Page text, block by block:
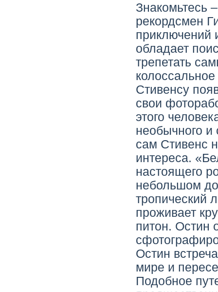
Знакомьтесь
рекордсмен
приключений
обладает
трепетать
колоссальное
Стивенсу
свои
этого
необычного
сам Стивенс
интереса.
настоящего
небольшом
тропический
проживает
питон. Остин
Остин
мире и
Подобное